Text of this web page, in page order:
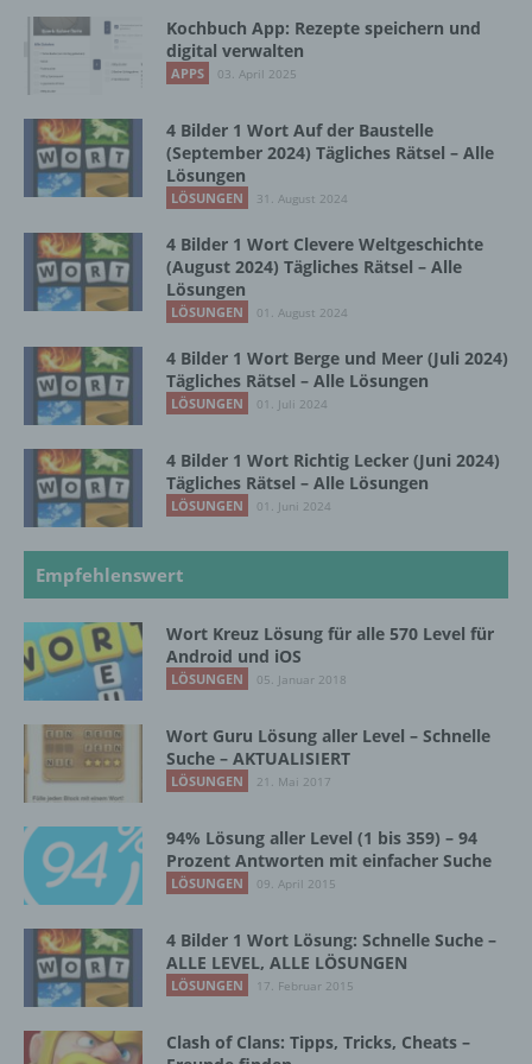
Kochbuch App: Rezepte speichern und
digital verwalten
APPS 03. April 2025
4 Bilder 1 Wort Auf der Baustelle
(September 2024) Tägliches Rätsel – Alle
Lösungen
LÖSUNGEN 31. August 2024
4 Bilder 1 Wort Clevere Weltgeschichte
(August 2024) Tägliches Rätsel – Alle
Lösungen
LÖSUNGEN 01. August 2024
4 Bilder 1 Wort Berge und Meer (Juli 2024)
Tägliches Rätsel – Alle Lösungen
LÖSUNGEN 01. Juli 2024
4 Bilder 1 Wort Richtig Lecker (Juni 2024)
Tägliches Rätsel – Alle Lösungen
LÖSUNGEN 01. Juni 2024
Empfehlenswert
Wort Kreuz Lösung für alle 570 Level für
Android und iOS
LÖSUNGEN 05. Januar 2018
Wort Guru Lösung aller Level – Schnelle
Suche – AKTUALISIERT
LÖSUNGEN 21. Mai 2017
94% Lösung aller Level (1 bis 359) – 94
Prozent Antworten mit einfacher Suche
LÖSUNGEN 09. April 2015
4 Bilder 1 Wort Lösung: Schnelle Suche –
ALLE LEVEL, ALLE LÖSUNGEN
LÖSUNGEN 17. Februar 2015
Clash of Clans: Tipps, Tricks, Cheats –
Ausdruck der physischen, physiologischen,
genetischen, psychischen, wirtschaftlichen,
kulturellen oder sozialen Identität dieser
natürlichen Person sind, identifiziert werden
kann.
b) betroffene Person
Betroffene Person ist jede identifizierte oder
identifizierbare natürliche Person, deren
personenbezogene Daten von dem für die
Verarbeitung Verantwortlichen verarbeitet
werden.
c) Verarbeitung
Verarbeitung ist jeder mit oder ohne Hilfe
automatisierter Verfahren ausgeführte
Vorgang oder jede solche Vorgangsreihe im
Zusammenhang mit personenbezogenen
Daten wie das Erheben, das Erfassen, die
Organisation, das Ordnen, die Speicherung,
die Anpassung oder Veränderung, das
Auslesen, das Abfragen, die Verwendung,
die Offenlegung durch Übermittlung,
Verbreitung oder eine andere Form der
Bereitstellung, den Abgleich oder die
Verknüpfung, die Einschränkung, das
Löschen oder die Vernichtung.
d) Einschränkung der Verarbeitung
Einschränkung der Verarbeitung ist die
Markierung gespeicherter
personenbezogener Daten mit dem Ziel, ihre
künftige Verarbeitung einzuschränken.
e) Profiling